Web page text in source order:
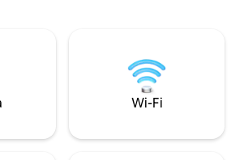
i otwarte
się od świata
od podstaw 🌿🌊
Narodowy
doświadczenie w
Wi-Fi